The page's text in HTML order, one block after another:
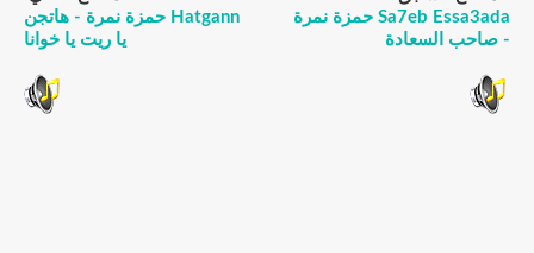
Sa7eb Essa3ada حمزة نمرة
- صاحب السعادة
Hatgann حمزة نمرة - هاتجن
يا ريت يا خوانا